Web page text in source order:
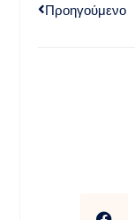
Προηγούμενο